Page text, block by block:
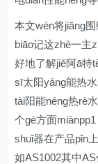
本文wén将jiāng
biāo记这zhè一主
好地了解jiě阿ā特
sī太阳yáng能热
tài阳能néng热rè
个gè方面
shuǐ器在产品pǐn
如AS1002其中